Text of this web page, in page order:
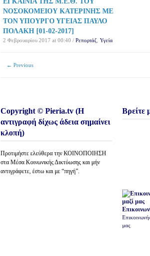
ΝΟΣΟΚΟΜΕΙΟΥ ΚΑΤΕΡΙΝΗΣ ΜΕ
ΤΟΝ ΥΠΟΥΡΓΟ ΥΓΕΙΑΣ ΠΑΥΛΟ
ΠΟΛΑΚΗ [01-02-2017]
2 Φεβρουαρίου 2017 at 00:40 / Ρεπορτάζ Υγεία
← Previous
Copyright © Pieria.tv (Η
αντιγραφή δίχως άδεια σημαίνει
κλοπή)
Προτιμήστε ελεύθερα την ΚΟΙΝΟΠΟΙΗΣΗ
στα Μέσα Κοινωνικής Δικτύωσης και μήν
αντιγράφετε, έστω και με “πηγή”.
Βρείτε
μας